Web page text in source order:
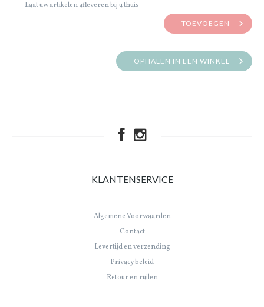
Laat uw artikelen afleveren bij u thuis
TOEVOEGEN
OPHALEN IN EEN WINKEL
KLANTENSERVICE
Algemene Voorwaarden
Contact
Levertijd en verzending
Privacy beleid
Retour en ruilen